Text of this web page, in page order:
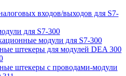
входов/выходов для S7-
для S7-300
модули для S7-300
штекеры для модулей DEA 300
штекеры с проводами-модули